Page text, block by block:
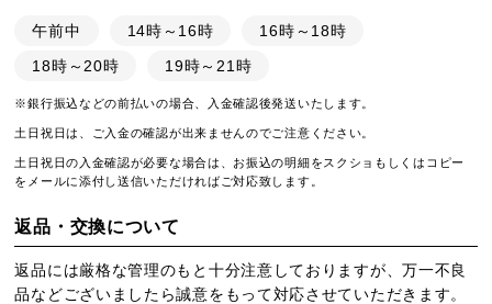
午前中 14時～16時
16時～18時
18時～20時
19時～21時
※銀行振込などの前払いの場合、入金確認後発送いたします。
土日祝日は、ご入金の確認が出来ませんのでご注意ください。
土日祝日の入金確認が必要な場合は、お振込の明細をスクショもしくはコピー
をメールに添付し送信いただければご対応致します。
返品・交換について
返品には厳格な管理のもと十分注意しておりますが、万一不良
品などございましたら誠意をもって対応させていただきます。